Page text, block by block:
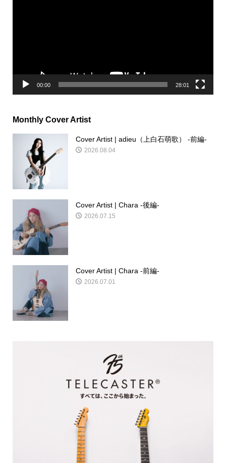
00:00 28:01
Monthly Cover Artist
Cover Artist | adieu（上白石萌歌） -前編-
2026.08.04
Cover Artist | Chara -後編-
2026.07.15
Cover Artist | Chara -前編-
2026.07.01